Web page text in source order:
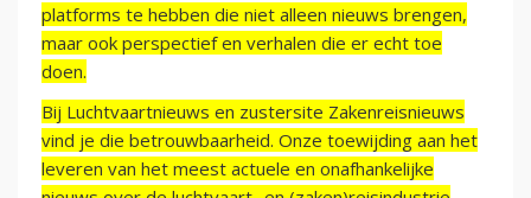
platforms te hebben die niet alleen nieuws brengen,
maar ook perspectief en verhalen die er echt toe
doen.
Bij Luchtvaartnieuws en zustersite Zakenreisnieuws
vind je die betrouwbaarheid. Onze toewijding aan het
leveren van het meest actuele en onafhankelijke